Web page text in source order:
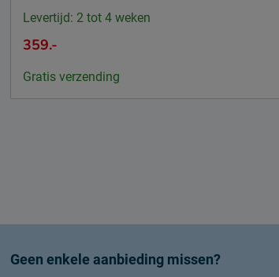
Levertijd: 2 tot 4 weken
359.-
Gratis verzending
Geen enkele aanbieding missen?